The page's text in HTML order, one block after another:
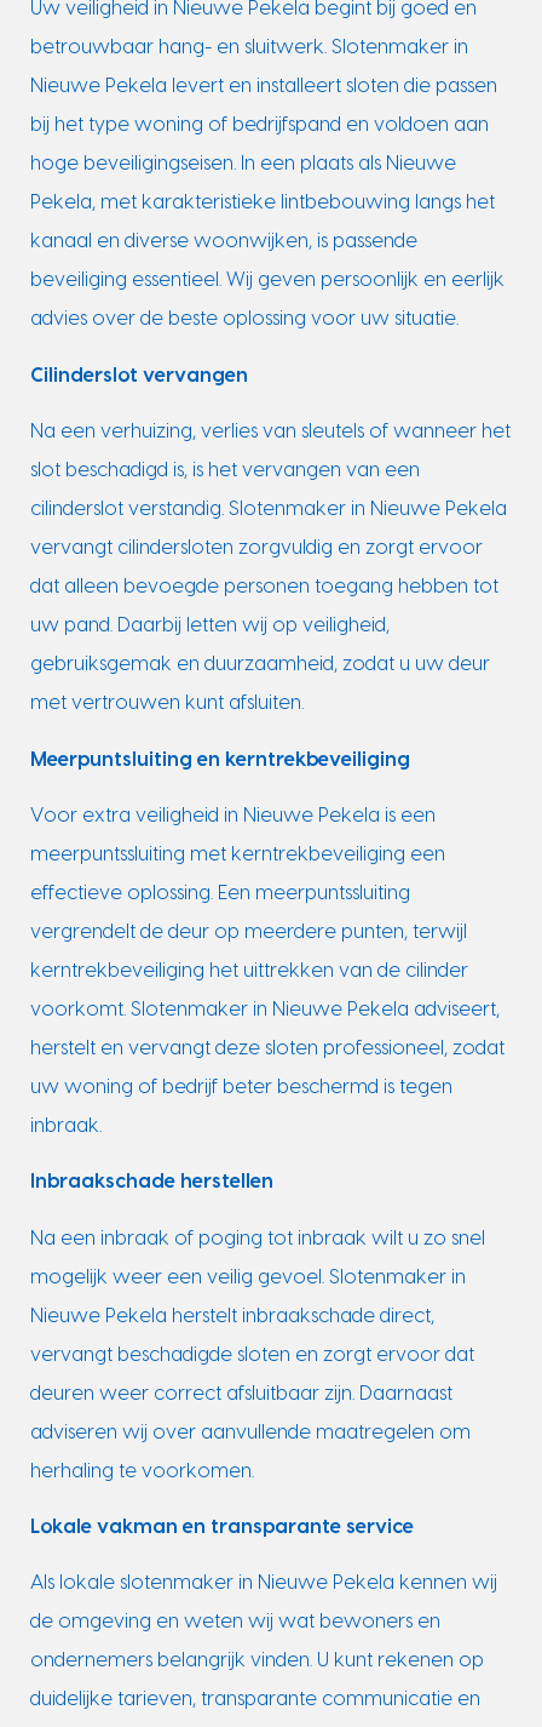
Uw veiligheid in Nieuwe Pekela begint bij goed en
betrouwbaar hang- en sluitwerk. Slotenmaker in
Nieuwe Pekela levert en installeert sloten die passen
bij het type woning of bedrijfspand en voldoen aan
hoge beveiligingseisen. In een plaats als Nieuwe
Pekela, met karakteristieke lintbebouwing langs het
kanaal en diverse woonwijken, is passende
beveiliging essentieel. Wij geven persoonlijk en eerlijk
advies over de beste oplossing voor uw situatie.
Cilinderslot vervangen
Na een verhuizing, verlies van sleutels of wanneer het
slot beschadigd is, is het vervangen van een
cilinderslot verstandig. Slotenmaker in Nieuwe Pekela
vervangt cilindersloten zorgvuldig en zorgt ervoor
dat alleen bevoegde personen toegang hebben tot
uw pand. Daarbij letten wij op veiligheid,
gebruiksgemak en duurzaamheid, zodat u uw deur
met vertrouwen kunt afsluiten.
Meerpuntsluiting en kerntrekbeveiliging
Voor extra veiligheid in Nieuwe Pekela is een
meerpuntssluiting met kerntrekbeveiliging een
effectieve oplossing. Een meerpuntssluiting
vergrendelt de deur op meerdere punten, terwijl
kerntrekbeveiliging het uittrekken van de cilinder
voorkomt. Slotenmaker in Nieuwe Pekela adviseert,
herstelt en vervangt deze sloten professioneel, zodat
uw woning of bedrijf beter beschermd is tegen
inbraak.
Inbraakschade herstellen
Na een inbraak of poging tot inbraak wilt u zo snel
mogelijk weer een veilig gevoel. Slotenmaker in
Nieuwe Pekela herstelt inbraakschade direct,
vervangt beschadigde sloten en zorgt ervoor dat
deuren weer correct afsluitbaar zijn. Daarnaast
adviseren wij over aanvullende maatregelen om
herhaling te voorkomen.
Lokale vakman en transparante service
Als lokale slotenmaker in Nieuwe Pekela kennen wij
de omgeving en weten wij wat bewoners en
ondernemers belangrijk vinden. U kunt rekenen op
duidelijke tarieven, transparante communicatie en